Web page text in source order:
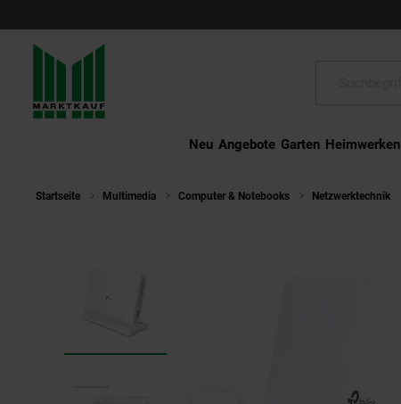
Neu Angebote Garten Heimwerken
Startseite Multimedia Computer & Notebooks Netzwerktechnik